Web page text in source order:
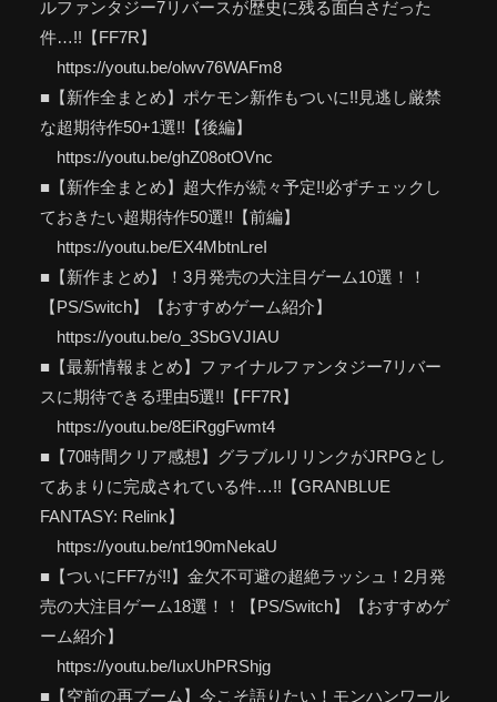
ルファンタジー7リバースが歴史に残る面白さだった
件…!!【FF7R】
https://youtu.be/olwv76WAFm8
■【新作全まとめ】ポケモン新作もついに!!見逃し厳禁
な超期待作50+1選!!【後編】
https://youtu.be/ghZ08otOVnc
■【新作全まとめ】超大作が続々予定!!必ずチェックし
ておきたい超期待作50選!!【前編】
https://youtu.be/EX4MbtnLreI
■【新作まとめ】！3月発売の大注目ゲーム10選！！
【PS/Switch】【おすすめゲーム紹介】
https://youtu.be/o_3SbGVJIAU
■【最新情報まとめ】ファイナルファンタジー7リバー
スに期待できる理由5選!!【FF7R】
https://youtu.be/8EiRggFwmt4
■【70時間クリア感想】グラブルリリンクがJRPGとし
てあまりに完成されている件…!!【GRANBLUE
FANTASY: Relink】
https://youtu.be/nt190mNekaU
■【ついにFF7が!!】金欠不可避の超絶ラッシュ！2月発
売の大注目ゲーム18選！！【PS/Switch】【おすすめゲ
ーム紹介】
https://youtu.be/IuxUhPRShjg
■【空前の再ブーム】今こそ語りたい！モンハンワール